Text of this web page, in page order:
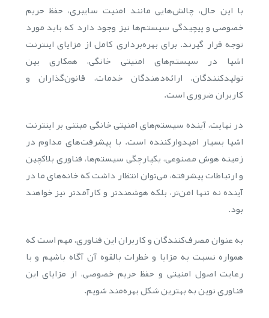
با این حال، چالش‌هایی مانند امنیت سایبری، حفظ حریم
خصوصی و پیچیدگی سیستم‌ها نیز وجود دارد که باید مورد
توجه قرار گیرند. برای بهره‌برداری کامل از مزایای اینترنت
اشیا در سیستم‌های امنیتی خانگی، همکاری بین
تولیدکنندگان، ارائه‌دهندگان خدمات، قانون‌گذاران و
کاربران ضروری است.
در نهایت، آینده سیستم‌های امنیتی خانگی مبتنی بر اینترنت
اشیا بسیار امیدوارکننده است. با پیشرفت‌های مداوم در
زمینه هوش مصنوعی، یکپارچگی سیستم‌ها، فناوری بلاکچین
و ارتباطات پیشرفته، می‌توان انتظار داشت که خانه‌های ما در
آینده نه تنها امن‌تر، بلکه هوشمندتر و کارآمدتر نیز خواهند
بود.
به عنوان مصرف‌کنندگان و کاربران این فناوری، مهم است که
همواره نسبت به مزایا و خطرات بالقوه آن آگاه باشیم و با
رعایت اصول امنیتی و حفظ حریم خصوصی، از مزایای این
فناوری نوین به بهترین شکل بهره‌مند شویم.